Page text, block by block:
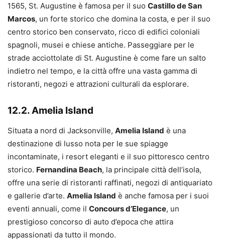
1565, St. Augustine è famosa per il suo Castillo de San
Marcos, un forte storico che domina la costa, e per il suo
centro storico ben conservato, ricco di edifici coloniali
spagnoli, musei e chiese antiche. Passeggiare per le
strade acciottolate di St. Augustine è come fare un salto
indietro nel tempo, e la città offre una vasta gamma di
ristoranti, negozi e attrazioni culturali da esplorare.
12.2. Amelia Island
Situata a nord di Jacksonville, Amelia Island è una
destinazione di lusso nota per le sue spiagge
incontaminate, i resort eleganti e il suo pittoresco centro
storico. Fernandina Beach, la principale città dell’isola,
offre una serie di ristoranti raffinati, negozi di antiquariato
e gallerie d’arte. Amelia Island è anche famosa per i suoi
eventi annuali, come il Concours d’Elegance, un
prestigioso concorso di auto d’epoca che attira
appassionati da tutto il mondo.